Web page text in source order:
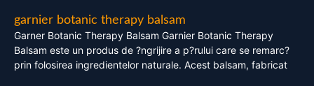
garnier botanic therapy balsam
Garner Botanic Therapy Balsam Garnier Botanic Therapy
Balsam este un produs de ?ngrijire a p?rului care se remarc?
prin folosirea ingredientelor naturale. Acest balsam, fabricat